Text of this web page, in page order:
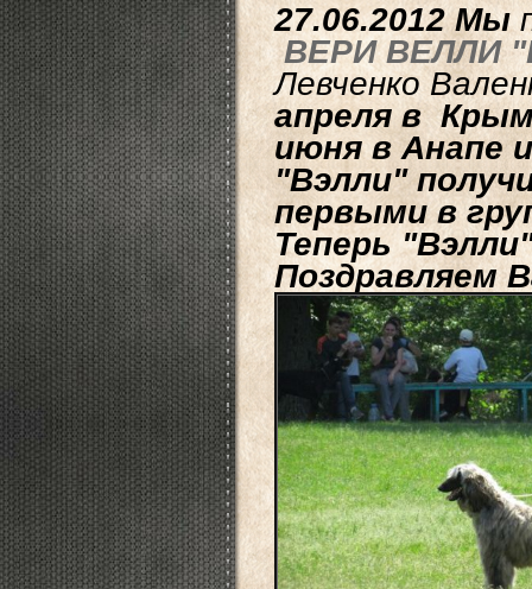
27.06.2012 Мы
ВЕРИ ВЕЛЛИ
Левченко
апреля в
июня в Анапе
"Вэлли"
первыми в
Теперь
Поздравляем